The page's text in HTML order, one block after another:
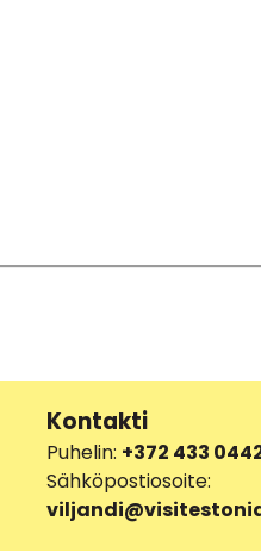
Kontakti
Puhelin: +372 433
Sähköpostiosoite: